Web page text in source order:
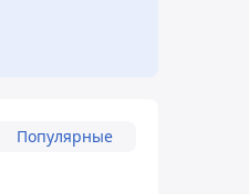
Популярные